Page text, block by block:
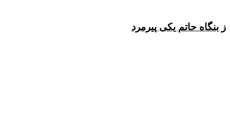
ز بنگاه حاتم یکی پیرمرد